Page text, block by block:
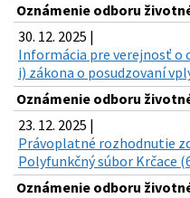
Oznámenie odboru
30. 12. 2025 |
Informácia pre verejnosť o
i) zákona o posudzovaní
Oznámenie odboru
23. 12. 2025 |
Právoplatné rozhodnutie
Polyfunkčný súbor Krčace
Oznámenie odboru